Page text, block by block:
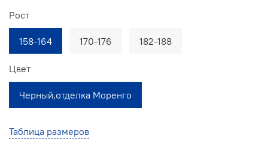
Таблица размеров
Рост
158-164 170-176 182-188
Цвет
Черный,отделка Моренго